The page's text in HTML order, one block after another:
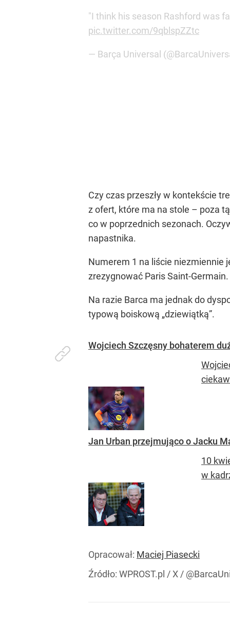
"I think his season Rashford was
pic.twitter.com/9qblspZZtc
— Barça Universal
Czy czas przeszły w kontekście
z ofert, które ma na stole – poza
co w poprzednich sezonach.
napastnika.
Numerem 1 na liście niezmiennie
zrezygnować Paris Saint-Germain.
Na razie Barca ma jednak do
typową boiskową „dziewiątką”.
Wojciech Szczęsny bohaterem
Jan Urban przejmująco o Jacku
10
w
Opracował: Maciej Piasecki
Źródło: WPROST.pl / X /